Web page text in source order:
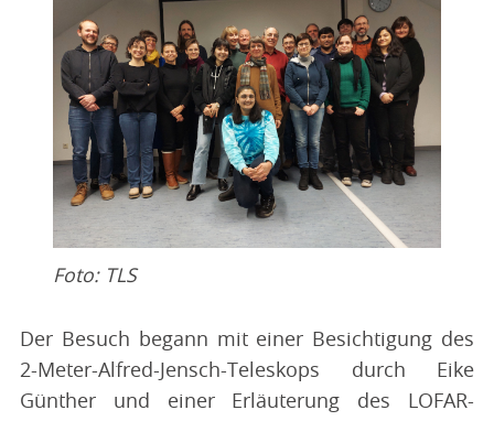
Foto: TLS
Der Besuch begann mit einer Besichtigung des
2-Meter-Alfred-Jensch-Teleskops durch Eike
Günther und einer Erläuterung des LOFAR-